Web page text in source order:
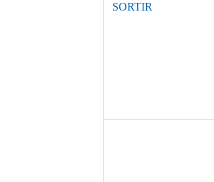
SORTIR